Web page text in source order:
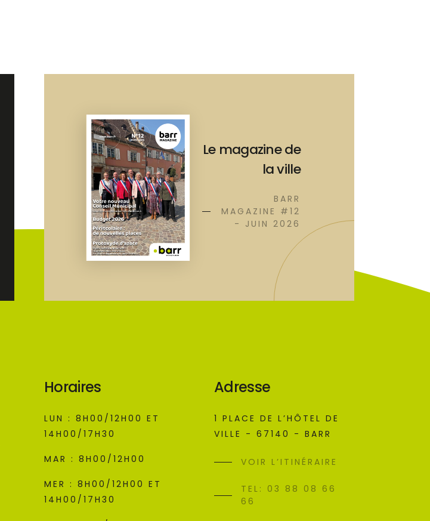
Le magazine de
la ville
BARR
MAGAZINE #12
- JUIN 2026
Horaires
LUN : 8H00/12H00 ET
14H00/17H30
MAR : 8H00/12H00
MER : 8H00/12H00 ET
14H00/17H30
Adresse
1 PLACE DE L’HÔTEL DE
VILLE - 67140 - BARR
VOIR L’ITINÉRAIRE
TEL: 03 88 08 66
66